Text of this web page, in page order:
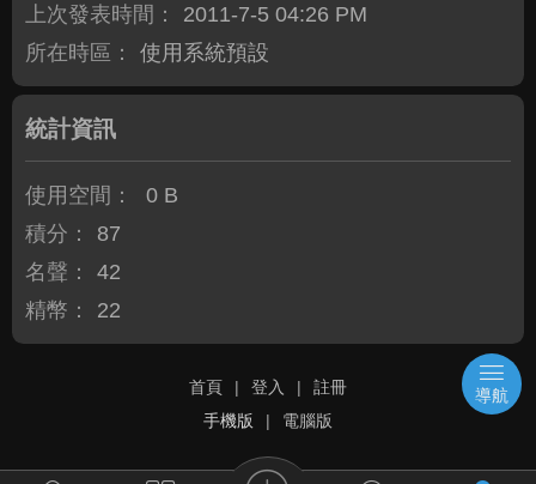
上次發表時間：
2011-7-5 04:26 PM
所在時區：
使用系統預設
統計資訊
使用空間：
0 B
積分：
87
名聲：
42
精幣：
22
首頁 | 登入 |
註冊
手機版
| 電腦版
導航